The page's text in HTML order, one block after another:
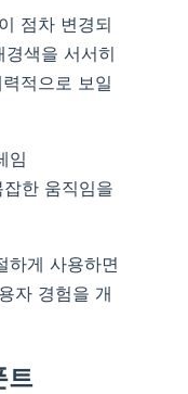
점차 변경되
경색을 서서히
적으로 보일
임
한 움직임을
하게 사용하면
자 경험을 개
트